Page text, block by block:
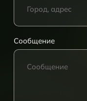
Сообщение